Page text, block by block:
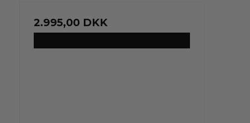
2.995,00 DKK